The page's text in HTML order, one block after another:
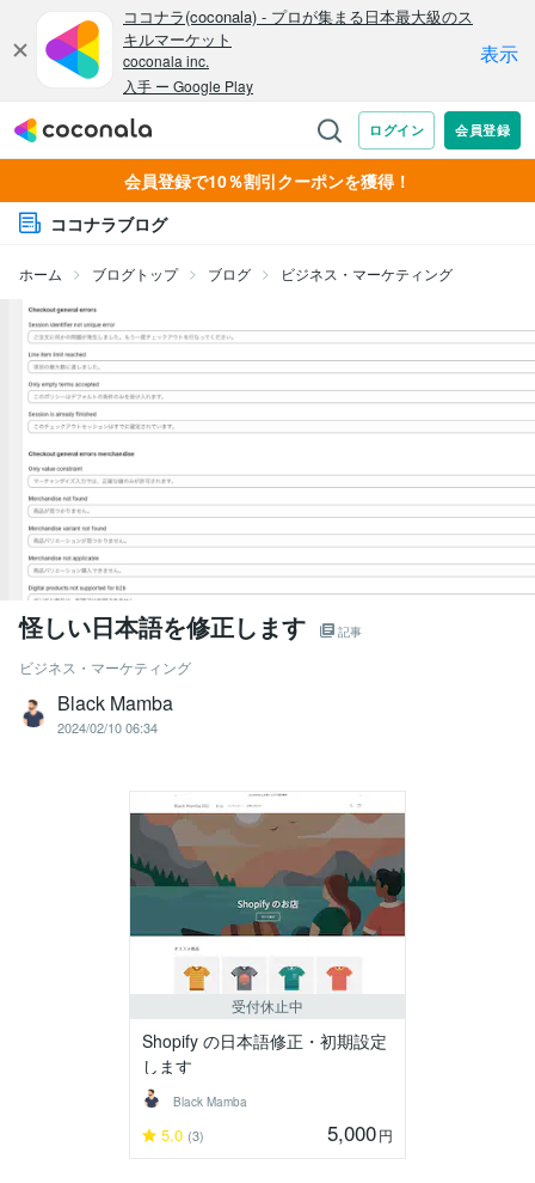
会員登録で10％割引クーポンを獲得！
ココナラブログ
ホーム ブログトップ ブログ ビジネス・マーケティング
怪しい日本語を修正します 記事
ビジネス・マーケティング
Black Mamba
2024/02/10 06:34
受付休止中
Shopify の日本語修正・初期設定
します
Black Mamba
5.0 (3) 5,000円